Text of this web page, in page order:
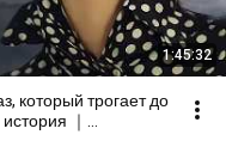
1:45:32
который трогает до
｜